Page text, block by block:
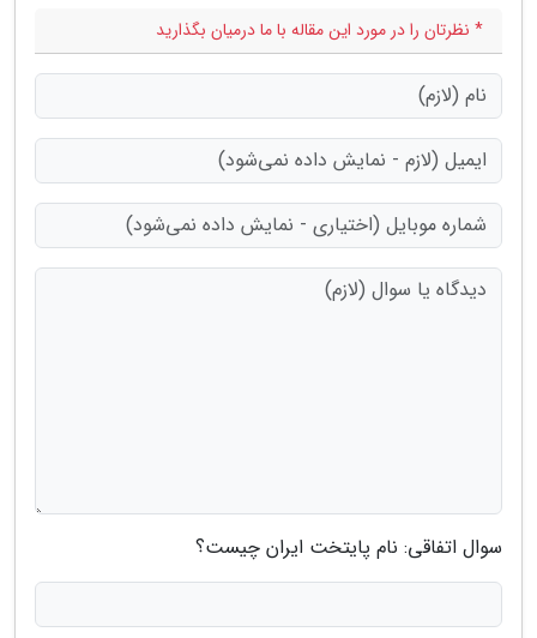
* نظرتان را در مورد این مقاله با ما درمیان بگذارید
سوال اتفاقی: نام پایتخت ایران چیست؟